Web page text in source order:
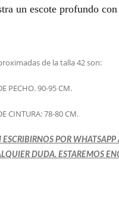
un escote profundo
de la talla 42 son:
PECHO. 90-95 CM.
CINTURA: 78-80 CM.
POR
DUDA. ESTAREMOS